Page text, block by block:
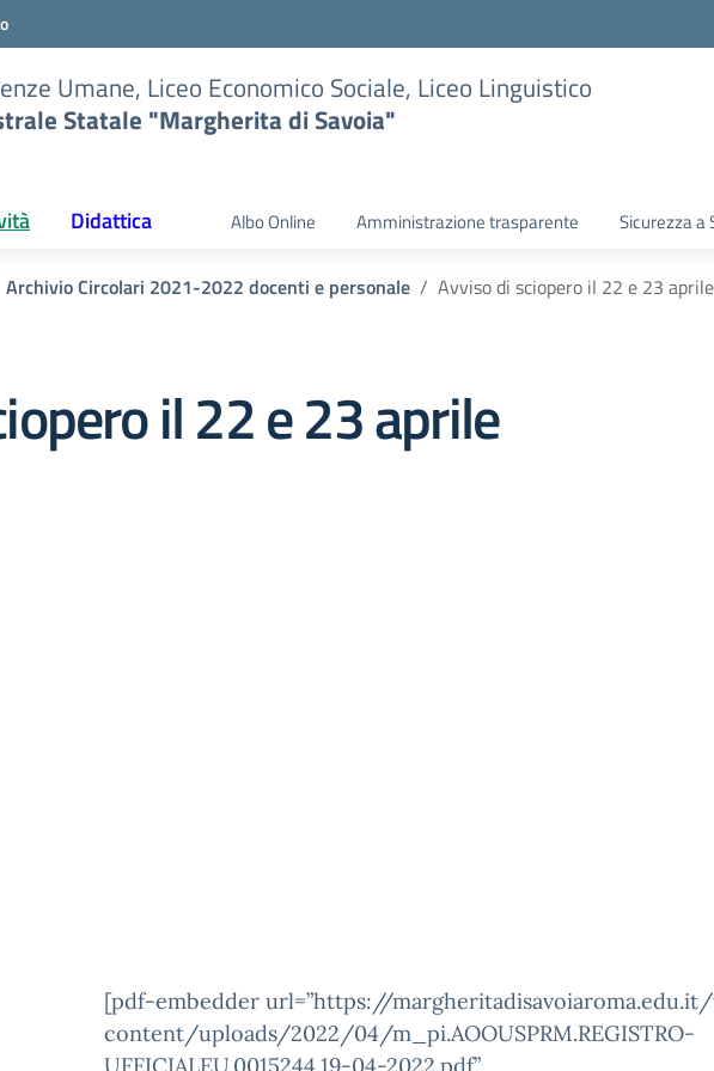
Umane, Liceo Economico Sociale, Liceo Linguistico
Statale "Margherita di Savoia"
Didattica Albo Online Amministrazione trasparente Sicurezza a
Archivio Circolari 2021-2022 docenti e personale Avviso di sciopero il 22 e 23 aprile
il 22 e 23 aprile
[pdf-embedder url=”https://
content/uploads/2022/04/m_pi.AOOUSPRM.REGISTRO-